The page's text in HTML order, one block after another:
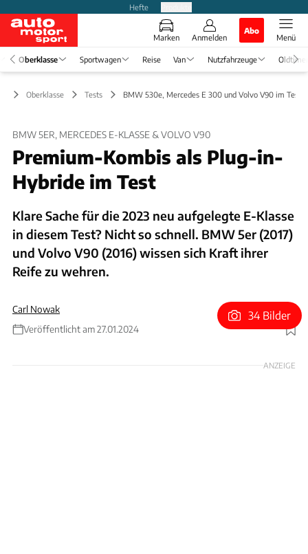
Hefte
Marken Anmelden
Abo
Menü
Oberklasse Sportwagen Reise Van Nutzfahrzeuge Oldtimer
Oberklasse Tests BMW 530e, Mercedes E 300 und Volvo V90 im Test
BMW 5ER, MERCEDES E-KLASSE & VOLVO V90
Premium-Kombis als Plug-in-
Hybride im Test
Klare Sache für die 2023 neu aufgelegte E-Klasse
in diesem Test? Nicht so schnell. BMW 5er (2017)
und Volvo V90 (2016) wissen sich Kraft ihrer
Reife zu wehren.
Carl Nowak
Veröffentlicht am 27.01.2024
Foto: Achim Hartmann
34 Bilder
ANZEIGE